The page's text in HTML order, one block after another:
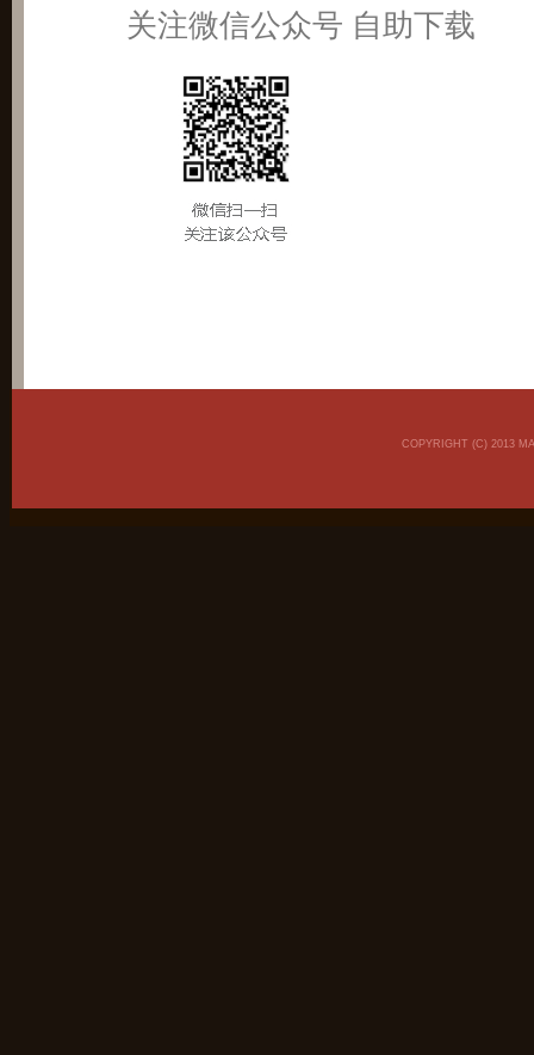
关注微信公众号 自助下载
COPYRIGHT (C) 2013